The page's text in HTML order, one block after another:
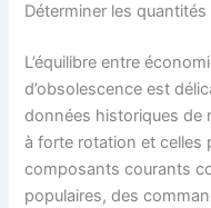
Déterminer les
L’équilibre entre
d’obsolescence est
données historiques de
à forte rotation et celles
composants courants
populaires, des